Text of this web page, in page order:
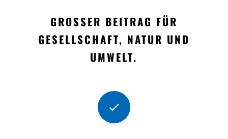
GROSSER BEITRAG FÜR G
ESELLSCHAFT, NATUR UND U
MWELT.